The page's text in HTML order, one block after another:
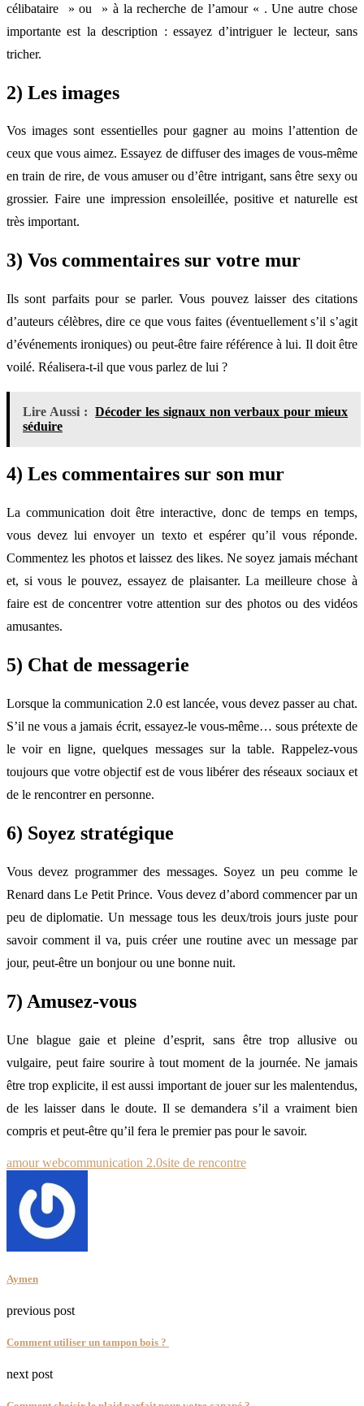
célibataire » ou » à la recherche de l’amour « . Une autre chose
importante est la description : essayez d’intriguer le lecteur, sans
tricher.
2) Les images
Vos images sont essentielles pour gagner au moins l’attention de
ceux que vous aimez. Essayez de diffuser des images de vous-même
en train de rire, de vous amuser ou d’être intrigant, sans être sexy ou
grossier. Faire une impression ensoleillée, positive et naturelle est
très important.
3) Vos commentaires sur votre mur
Ils sont parfaits pour se parler. Vous pouvez laisser des citations
d’auteurs célèbres, dire ce que vous faites (éventuellement s’il s’agit
d’événements ironiques) ou peut-être faire référence à lui. Il doit être
voilé. Réalisera-t-il que vous parlez de lui ?
Lire Aussi :
Décoder les signaux non verbaux pour mieux
séduire
4) Les commentaires sur son mur
La communication doit être interactive, donc de temps en temps,
vous devez lui envoyer un texto et espérer qu’il vous réponde.
Commentez les photos et laissez des likes. Ne soyez jamais méchant
et, si vous le pouvez, essayez de plaisanter. La meilleure chose à
faire est de concentrer votre attention sur des photos ou des vidéos
amusantes.
5) Chat de messagerie
Lorsque la communication 2.0 est lancée, vous devez passer au chat.
S’il ne vous a jamais écrit, essayez-le vous-même… sous prétexte de
le voir en ligne, quelques messages sur la table. Rappelez-vous
toujours que votre objectif est de vous libérer des réseaux sociaux et
de le rencontrer en personne.
6) Soyez stratégique
Vous devez programmer des messages. Soyez un peu comme le
Renard dans Le Petit Prince. Vous devez d’abord commencer par un
peu de diplomatie. Un message tous les deux/trois jours juste pour
savoir comment il va, puis créer une routine avec un message par
jour, peut-être un bonjour ou une bonne nuit.
7) Amusez-vous
Une blague gaie et pleine d’esprit, sans être trop allusive ou
vulgaire, peut faire sourire à tout moment de la journée. Ne jamais
être trop explicite, il est aussi important de jouer sur les malentendus,
de les laisser dans le doute. Il se demandera s’il a vraiment bien
compris et peut-être qu’il fera le premier pas pour le savoir.
amour webcommunication 2.0site de rencontre
Aymen
previous post
Comment utiliser un tampon bois ?
next post